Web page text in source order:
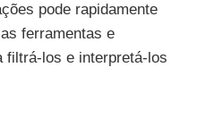
pode rapidamente
ferramentas e
filtrá-los e interpretá-los